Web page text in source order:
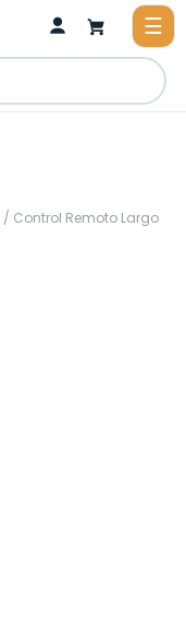
/ Control Remoto Largo